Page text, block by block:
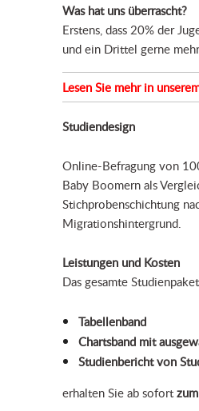
Was hat uns überrascht?
Erstens, dass 20% der
und ein Drittel gerne
Lesen Sie mehr in
Studiendesign
Online-Befragung von
Baby Boomern als
Stichprobenschichtung
Migrationshintergrund.
Leistungen und Kosten
Das gesamte Studienpaket
Tabellenband
Chartsband mit
Studienbericht von
erhalten Sie ab sofort